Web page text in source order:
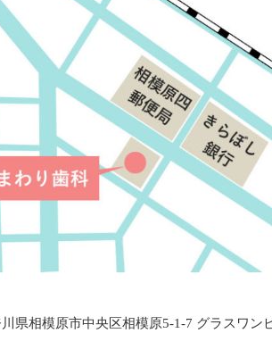
県相模原市中央区相模原5-1-7 グラスワン